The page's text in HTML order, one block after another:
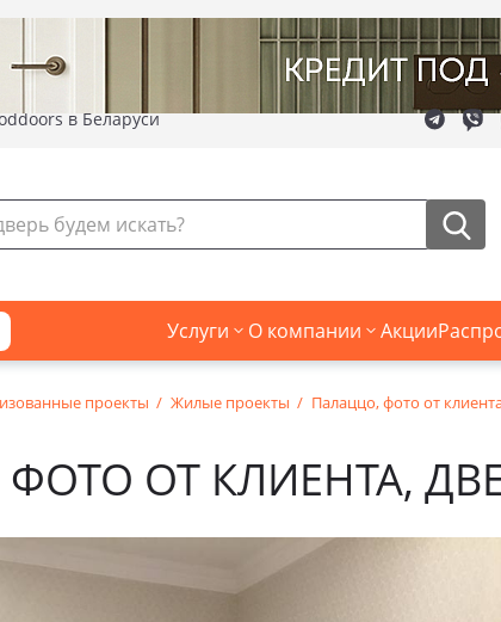
в Беларуси
Услуги О компании Акции
проекты Жилые проекты Палаццо, фото от
ОТ КЛИЕНТА,